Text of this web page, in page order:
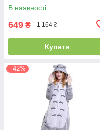
В наявності
649 ₴ 1 164 ₴
Купити
–42%